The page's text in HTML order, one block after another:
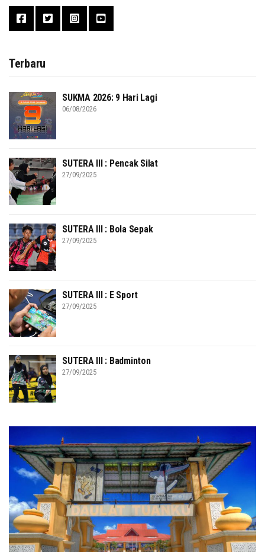
Terbaru
SUKMA 2026: 9 Hari Lagi
06/08/2026
SUTERA III : Pencak Silat
27/09/2025
SUTERA III : Bola Sepak
27/09/2025
SUTERA III : E Sport
27/09/2025
SUTERA III : Badminton
27/09/2025